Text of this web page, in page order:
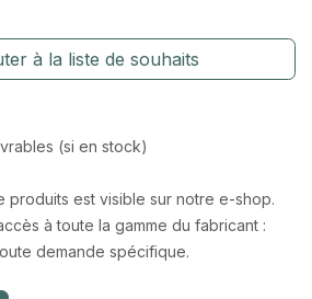
à la liste de souhaits
(si en stock)
produits est visible sur notre e-shop.
à toute la gamme du fabricant :
demande spécifique.